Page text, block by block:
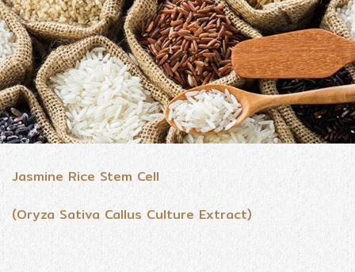
Jasmine Rice Stem Cell
(Oryza Sativa Callus Culture Extract)